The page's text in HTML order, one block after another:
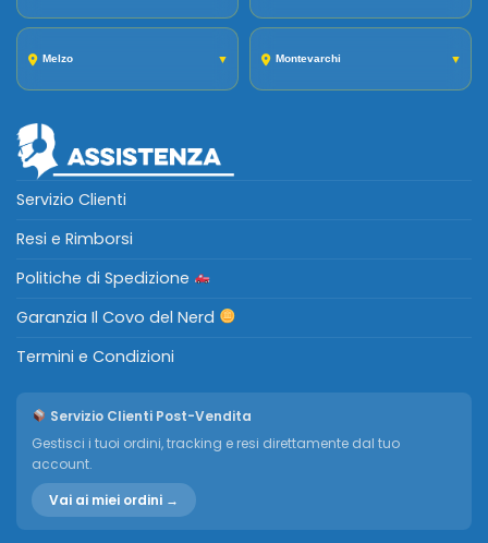
Melzo ▼ Montevarchi ▼
Servizio Clienti
Resi e Rimborsi
Politiche di Spedizione
Garanzia Il Covo del Nerd
Termini e Condizioni
Servizio Clienti Post-Vendita
Gestisci i tuoi ordini, tracking e resi direttamente dal tuo
account.
Vai ai miei ordini →